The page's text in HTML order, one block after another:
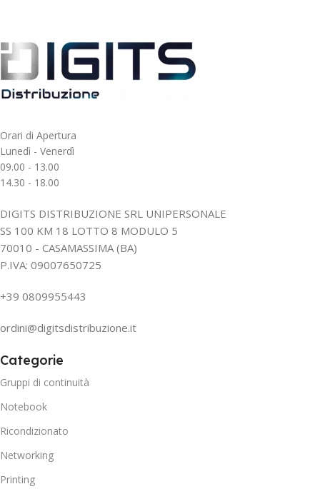
Orari di Apertura
Lunedì - Venerdì
09.00 - 13.00
14.30 - 18.00
DIGITS DISTRIBUZIONE SRL UNIPERSONALE
SS 100 KM 18 LOTTO 8 MODULO 5
70010 - CASAMASSIMA (BA)
P.IVA: 09007650725
+39 0809955443
ordini@digitsdistribuzione.it
Categorie
Gruppi di continuità
Notebook
Ricondizionato
Networking
Printing